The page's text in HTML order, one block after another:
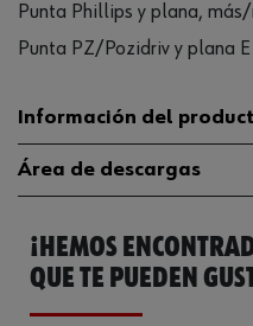
Punta Phillips y plana,
Punta PZ/Pozidriv y plana
Información del
Tipo de punta
Longitud
Área de descargas
Catálogo General
Ficha Técnica
¡HEMOS
QUE TE PUEDEN